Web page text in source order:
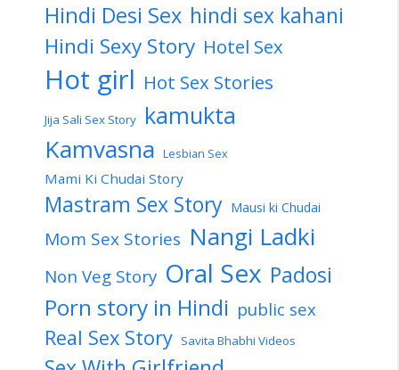
Hindi Desi Sex hindi sex kahani
Hindi Sexy Story Hotel Sex
Hot girl Hot Sex Stories
Jija Sali Sex Story kamukta
Kamvasna Lesbian Sex
Mami Ki Chudai Story
Mastram Sex Story Mausi ki Chudai
Mom Sex Stories Nangi Ladki
Non Veg Story Oral Sex Padosi
Porn story in Hindi public sex
Real Sex Story Savita Bhabhi Videos